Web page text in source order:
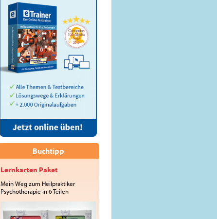
Buchtipp
Lernkarten Paket
Mein Weg zum Heilpraktiker
Psychotherapie in 6 Teilen